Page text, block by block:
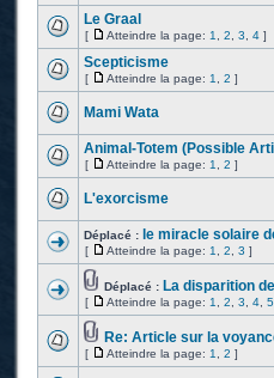
Le Graal
[ Atteindre la page: 1 2 3 4]
Scepticisme
[ Atteindre la page: 1 2 ]
Mami Wata
Animal-Totem (Possible
[ Atteindre la page: 1 2 ]
L'exorcisme
Déplacé : le miracle solaire
[ Atteindre la page: 1 2 3 ]
Déplacé : La disparition
[ Atteindre la page: 1 2 3 4, 5
Re: Article sur la
[ Atteindre la page: 1 2 ]